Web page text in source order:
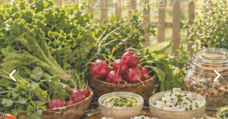
Reggeli a kertben
Egészséges reggeli helyi forrásból
Közös kertészkedés
Permakultúrás ismeretek
Gyerekprogramok